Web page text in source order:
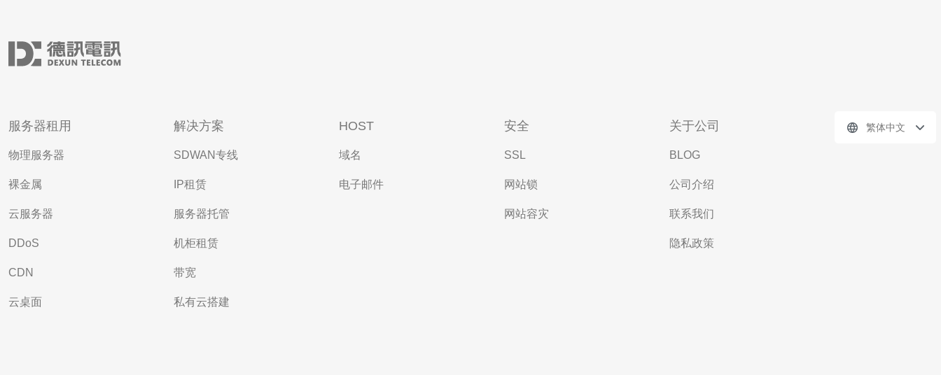
服务器租用
物理服务器
裸金属
云服务器
DDoS
CDN
云桌面
解决方案
SDWAN专线
IP租赁
服务器托管
机柜租赁
带宽
私有云搭建
HOST
域名
电子邮件
安全
SSL
网站锁
网站容灾
关于公司
BLOG
公司介绍
联系我们
隐私政策
繁体中文